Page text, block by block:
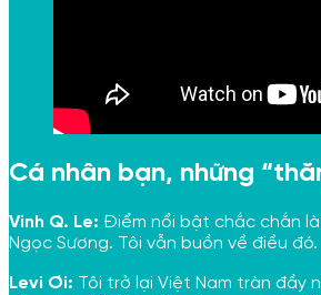
Cá nhân bạn, những
Vinh Q. Le: Điểm nổi bật chắc chắn
Ngọc Sương. Tôi vẫn buồn về điều đó.
Levi Ơi:
Tôi trở lại Việt Nam tràn